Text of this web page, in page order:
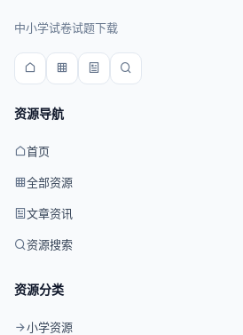
中小学试卷试题下载
资源导航
首页
全部资源
文章资讯
资源搜索
资源分类
小学资源